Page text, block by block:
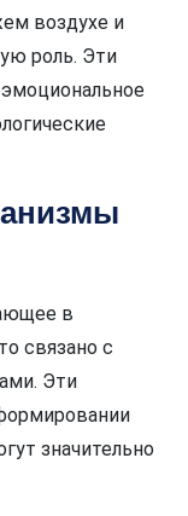
воздухе и
роль. Эти
в
связано с
Эти
значительно